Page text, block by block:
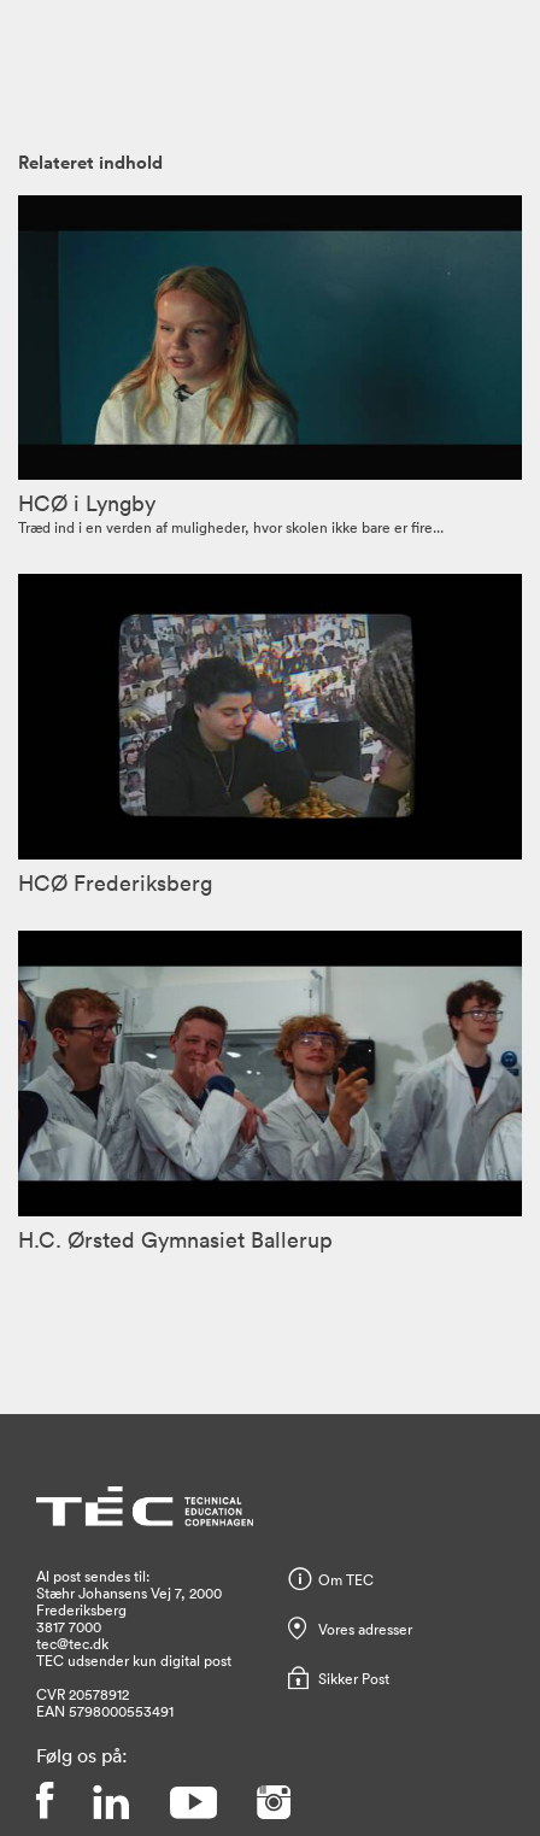
Relateret indhold
HCØ i Lyngby
Træd ind i en verden af muligheder, hvor skolen ikke bare er fire...
HCØ Frederiksberg
H.C. Ørsted Gymnasiet Ballerup
Al post sendes til:
Stæhr Johansens Vej 7, 2000
Frederiksberg
3817 7000
tec@tec.dk
TEC udsender kun digital post
CVR 20578912
EAN 5798000553491
Om TEC
Vores adresser
Sikker Post
Følg os på: